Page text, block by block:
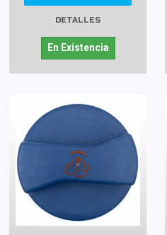
DETALLES
En Existencia